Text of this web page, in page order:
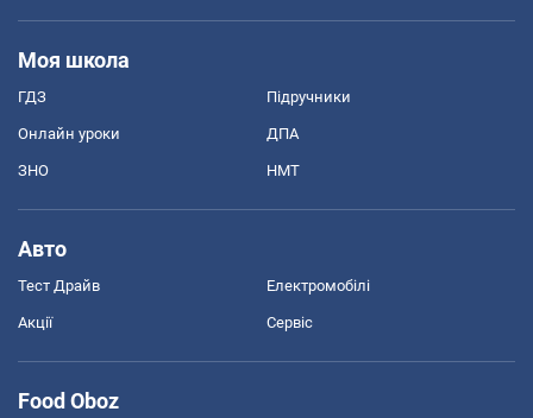
Моя школа
ГДЗ Підручники
Онлайн уроки ДПА
ЗНО НМТ
Авто
Тест Драйв Електромобілі
Акції Сервіс
Food Oboz